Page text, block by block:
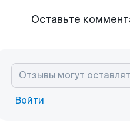
Оставьте
Войти